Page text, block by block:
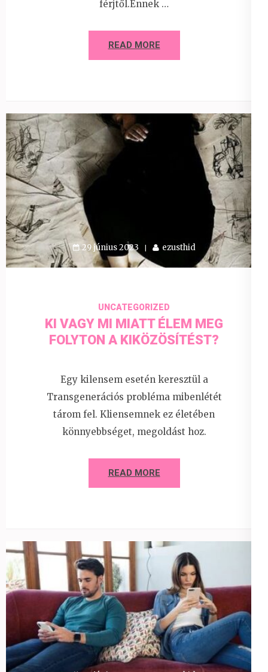
férjtől.Ennek …
READ MORE
29 június 2023 ezusthid
UNCATEGORIZED
KI VAGY MI MIATT ÉLEM MEG
FOLYTON A KIKÖZÖSÍTÉST?
Egy kilensem esetén keresztül a
Transgenerációs probléma mibenlétét
tárom fel. Kliensemnek ez életében
könnyebbséget, megoldást hoz.
READ MORE